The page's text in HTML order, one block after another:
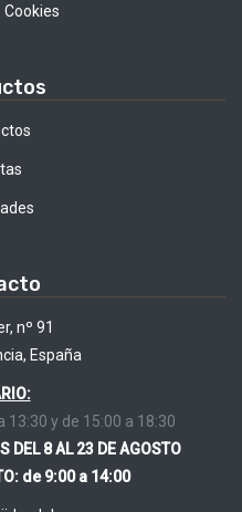
Cookies
nº 91
España
13:30 y de 15:00 a 18:30
DEL 8 AL 23 DE AGOSTO
de 9:00 a 14:00